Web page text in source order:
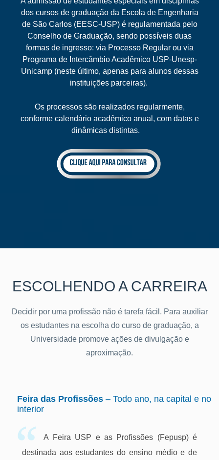
dos cursos de graduação da Escola de Engenharia
de São Carlos (EESC-USP) é regulamentada pelo
Conselho de Graduação, sendo possíveis duas
formas de ingresso: via Processo Regular ou via
Programa de Intercâmbio Acadêmico USP-Unesp-
Unicamp (neste último, apenas para alunos dessas
instituições parceiras).
Os processos são realizados regularmente,
conforme calendário acadêmico anual, com datas e
dinâmicas distintas.
ESCOLHENDO A CARREIRA
Decidir por uma profissão não é tarefa fácil. Para auxiliar
os estudantes na escolha do curso de graduação, a
Universidade promove ações de divulgação e
aproximação.
Feira das Profissões – Todo ano, na capital e no
interior
A Feira USP e as Profissões (Fepusp) é
destinada aos estudantes do ensino médio e de